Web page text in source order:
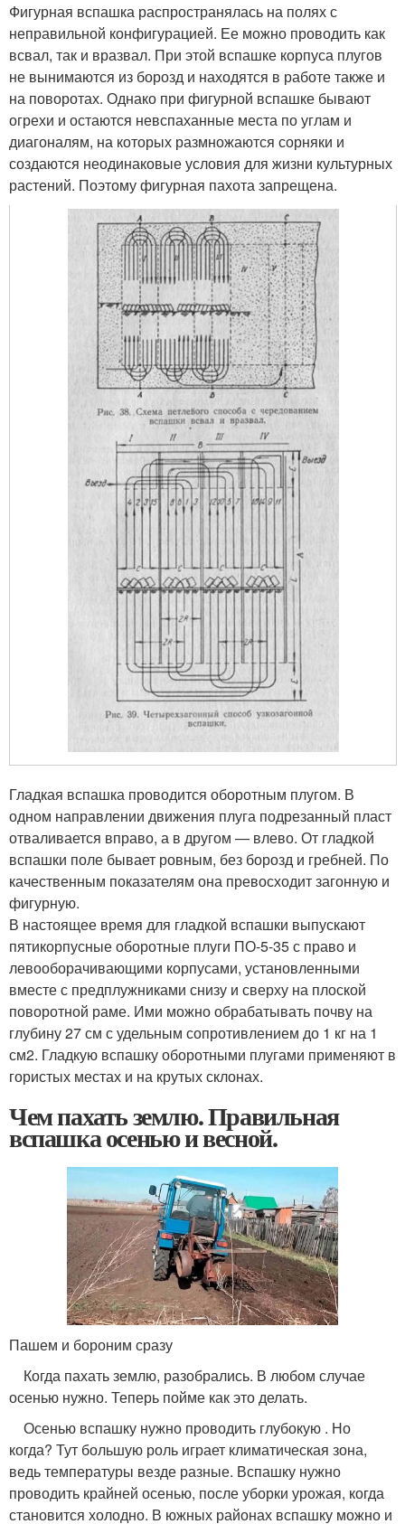
Фигурная вспашка распространялась на полях с
неправильной конфигурацией. Ее можно проводить как
всвал, так и вразвал. При этой вспашке корпуса плугов
не вынимаются из борозд и находятся в работе также и
на поворотах. Однако при фигурной вспашке бывают
огрехи и остаются невспаханные места по углам и
диагоналям, на которых размножаются сорняки и
создаются неодинаковые условия для жизни культурных
растений. Поэтому фигурная пахота запрещена.
Гладкая вспашка проводится оборотным плугом. В
одном направлении движения плуга подрезанный пласт
отваливается вправо, а в другом — влево. От гладкой
вспашки поле бывает ровным, без борозд и гребней. По
качественным показателям она превосходит загонную и
фигурную.
В настоящее время для гладкой вспашки выпускают
пятикорпусные оборотные плуги ПО-5-35 с право и
левооборачивающими корпусами, установленными
вместе с предплужниками снизу и сверху на плоской
поворотной раме. Ими можно обрабатывать почву на
глубину 27 см с удельным сопротивлением до 1 кг на 1
см2. Гладкую вспашку оборотными плугами применяют в
гористых местах и на крутых склонах.
Чем пахать землю. Правильная
вспашка осенью и весной.
Пашем и бороним сразу
Когда пахать землю, разобрались. В любом случае
осенью нужно. Теперь пойме как это делать.
Осенью вспашку нужно проводить глубокую . Но
когда? Тут большую роль играет климатическая зона,
ведь температуры везде разные. Вспашку нужно
проводить крайней осенью, после уборки урожая, когда
становится холодно. В южных районах вспашку можно и